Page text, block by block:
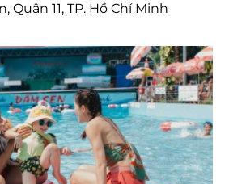
Quận 11, TP. Hồ Chí Minh